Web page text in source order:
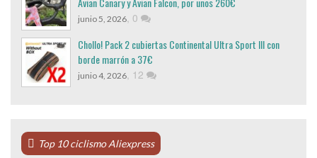
junio 5, 2026, 0
Chollo! Pack 2 cubiertas Continental Ultra Sport III con
borde marrón a 37€
junio 4, 2026, 12
Top 10 ciclismo Aliexpress